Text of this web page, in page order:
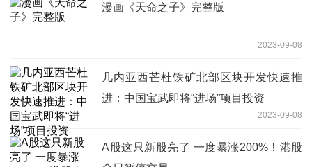
漫画《天命之子》完整版
2023-09-08
几内亚西芒杜铁矿北部区块开发快速推
进：中国宝武即将“进场”项目投资
2023-09-08
A股这只新股亮了 一度暴涨200%！港股